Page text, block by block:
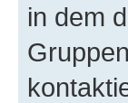
in dem